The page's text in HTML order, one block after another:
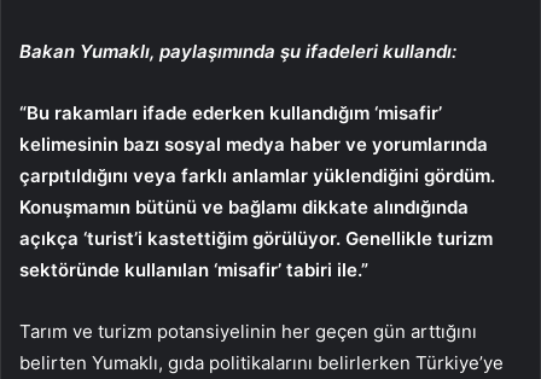
Bakan Yumaklı, paylaşımında şu ifadeleri kullandı:
“Bu rakamları ifade ederken kullandığım ‘misafir’
kelimesinin bazı sosyal medya haber ve yorumlarında
çarpıtıldığını veya farklı anlamlar yüklendiğini gördüm.
Konuşmamın bütünü ve bağlamı dikkate alındığında
açıkça ‘turist’i kastettiğim görülüyor. Genellikle turizm
sektöründe kullanılan ‘misafir’ tabiri ile.”
Tarım ve turizm potansiyelinin her geçen gün arttığını
belirten Yumaklı, gıda politikalarını belirlerken Türkiye’ye